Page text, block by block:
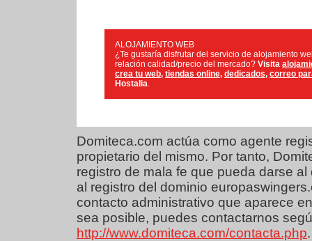
ALOJAMIENTO WEB
¿Te gustaría disfrutar del servicio de alojamiento
relación calidad/precio del mercado? Visita
crea tu web, tiendas online, dedicados, correo
Hostalia.
Domiteca.com actúa como agente
propietario del mismo. Por tanto,
registro de mala fe que pueda darse
al registro del dominio
contacto administrativo que aparece
sea posible, puedes contactarnos
http://www.domiteca.com/contacta.php.